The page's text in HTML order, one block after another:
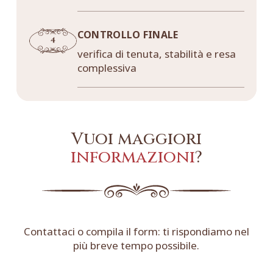
CONTROLLO FINALE
verifica di tenuta, stabilità e resa
complessiva
Vuoi maggiori
informazioni?
Contattaci o compila il form: ti rispondiamo nel
più breve tempo possibile.